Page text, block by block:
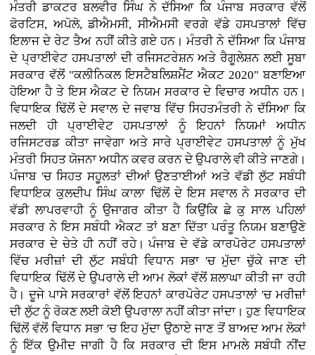
ਮੰਤਰੀ ਡਾਕਟਰ ਬਲਵੀਰ ਸਿੰਘ ਨੇ ਦੱਸਿਆ ਕਿ ਪੰਜਾਬ ਸਰਕਾਰ ਵੱਲੋਂ
ਫੋਰਟਿਸ, ਅਪੋਲੋ, ਡੀਐਮਸੀ, ਸੀਐਮਸੀ ਵਰਗੇ ਵੱਡੇ ਹਸਪਤਾਲਾਂ ਵਿੱਚ
ਇਲਾਜ ਦੇ ਰੇਟ ਤੈਅ ਨਹੀਂ ਕੀਤੇ ਗਏ ਹਨ। ਮੰਤਰੀ ਨੇ ਦੱਸਿਆ ਕਿ ਪੰਜਾਬ
ਦੇ ਪ੍ਰਾਈਵੇਟ ਹਸਪਤਾਲਾਂ ਦੀ ਰਜਿਸਟਰੇਸ਼ਨ ਅਤੇ ਰੈਗੂਲੇਸ਼ਨ ਲਈ ਸੂਬਾ
ਸਰਕਾਰ ਵੱਲੋਂ "ਕਲੀਨਿਕਲ ਇਸਟੈਬਲਿਸ਼ਮੈਂਟ ਐਕਟ 2020" ਬਣਾਇਆ
ਹੋਇਆ ਹੈ ਤੇ ਇਸ ਐਕਟ ਦੇ ਨਿਯਮ ਸਰਕਾਰ ਦੇ ਵਿਚਾਰ ਅਧੀਨ ਹਨ।
ਵਿਧਾਇਕ ਢਿੱਲੋਂ ਦੇ ਸਵਾਲ ਦੇ ਜਵਾਬ ਵਿੱਚ ਸਿਹਤਮੰਤਰੀ ਨੇ ਦੱਸਿਆ ਕਿ
ਜਲਦੀ ਹੀ ਪ੍ਰਾਈਵੇਟ ਹਸਪਤਾਲਾਂ ਨੂੰ ਇਹਨਾਂ ਨਿਯਮਾਂ ਅਧੀਨ
ਰਜਿਸਟਰਡ ਕੀਤਾ ਜਾਵੇਗਾ ਅਤੇ ਸਾਰੇ ਪ੍ਰਾਈਵੇਟ ਹਸਪਤਾਲਾਂ ਨੂੰ ਮੁੱਖ
ਮੰਤਰੀ ਸਿਹਤ ਯੋਜਨਾ ਅਧੀਨ ਕਵਰ ਕਰਨ ਦੇ ਉਪਰਾਲੇ ਵੀ ਕੀਤੇ ਜਾਣਗੇ।
ਪੰਜਾਬ 'ਚ ਸਿਹਤ ਸਹੂਲਤਾਂ ਦੀਆਂ ਉਣਤਾਈਆਂ ਅਤੇ ਵੱਡੀ ਲੁੱਟ ਸਬੰਧੀ
ਵਿਧਾਇਕ ਕੁਲਦੀਪ ਸਿੰਘ ਕਾਲਾ ਢਿੱਲੋਂ ਦੇ ਇਸ ਸਵਾਲ ਨੇ ਸਰਕਾਰ ਦੀ
ਵੱਡੀ ਲਾਪਰਵਾਹੀ ਨੂੰ ਉਜਾਗਰ ਕੀਤਾ ਹੈ ਕਿਉਂਕਿ ਛੇ ਕੁ ਸਾਲ ਪਹਿਲਾਂ
ਸਰਕਾਰ ਨੇ ਇਸ ਸਬੰਧੀ ਐਕਟ ਤਾਂ ਬਣਾ ਦਿੱਤਾ ਪਰੰਤੂ ਨਿਯਮ ਬਣਾਉਣੇ
ਸਰਕਾਰ ਦੇ ਚੇਤੇ ਹੀ ਨਹੀਂ ਰਹੇ। ਪੰਜਾਬ ਦੇ ਵੱਡੇ ਕਾਰਪੋਰੇਟ ਹਸਪਤਾਲਾਂ
ਵਿੱਚ ਮਰੀਜ਼ਾਂ ਦੀ ਲੁੱਟ ਸਬੰਧੀ ਵਿਧਾਨ ਸਭਾ 'ਚ ਮੁੱਦਾ ਚੁੱਕੇ ਜਾਣ ਦੀ
ਵਿਧਾਇਕ ਢਿੱਲੋਂ ਦੇ ਉਪਰਾਲੇ ਦੀ ਆਮ ਲੋਕਾਂ ਵੱਲੋਂ ਸ਼ਲਾਘਾ ਕੀਤੀ ਜਾ ਰਹੀ
ਹੈ‌।‌ ਦੂਜੇ ਪਾਸੇ ਸਰਕਾਰਾਂ ਵੱਲੋਂ ਇਹਨਾਂ ਕਾਰਪੋਰੇਟ ਹਸਪਤਾਲਾਂ 'ਚ ਮਰੀਜ਼ਾਂ
ਦੀ ਲੁੱਟ ਨੂੰ ਰੋਕਣ ਲਈ ਕੋਈ ਉਪਰਾਲਾ ਨਹੀਂ ਕੀਤਾ ਜਾਂਦਾ। ਹੁਣ ਵਿਧਾਇਕ
ਢਿੱਲੋਂ ਵੱਲੋਂ ਵਿਧਾਨ ਸਭਾ 'ਚ ਇਹ ਮੁੱਦਾ ਉਠਾਏ ਜਾਣ ਤੋਂ ਬਾਅਦ ਆਮ ਲੋਕਾਂ
ਨੂੰ ਇੱਕ ਉਮੀਦ ਜਾਗੀ ਹੈ ਕਿ ਸਰਕਾਰ ਦੀ ਇਸ ਮਾਮਲੇ ਸਬੰਧੀ ਨੀਂਦ